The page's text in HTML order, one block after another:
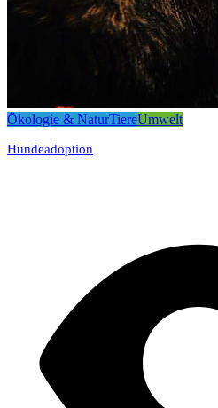
Ökologie & NaturTiereUmwelt
Hundeadoption